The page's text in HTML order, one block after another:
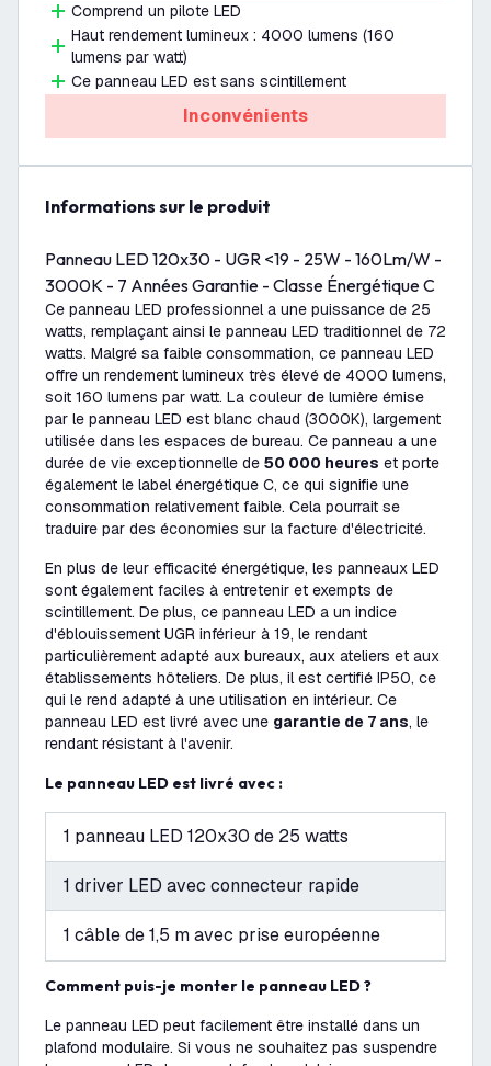
Comprend un pilote LED
Haut rendement lumineux : 4000 lumens (160
lumens par watt)
Ce panneau LED est sans scintillement
Inconvénients
Informations sur le produit
Panneau LED 120x30 - UGR <19 - 25W - 160Lm/W -
3000K - 7 Années Garantie - Classe Énergétique C
Ce panneau LED professionnel a une puissance de 25
watts, remplaçant ainsi le panneau LED traditionnel de 72
watts. Malgré sa faible consommation, ce panneau LED
offre un rendement lumineux très élevé de 4000 lumens,
soit 160 lumens par watt. La couleur de lumière émise
par le panneau LED est blanc chaud (3000K), largement
utilisée dans les espaces de bureau. Ce panneau a une
durée de vie exceptionnelle de 50 000 heures et porte
également le label énergétique C, ce qui signifie une
consommation relativement faible. Cela pourrait se
traduire par des économies sur la facture d'électricité.
En plus de leur efficacité énergétique, les panneaux LED
sont également faciles à entretenir et exempts de
scintillement. De plus, ce panneau LED a un indice
d'éblouissement UGR inférieur à 19, le rendant
particulièrement adapté aux bureaux, aux ateliers et aux
établissements hôteliers. De plus, il est certifié IP50, ce
qui le rend adapté à une utilisation en intérieur. Ce
panneau LED est livré avec une garantie de 7 ans, le
rendant résistant à l'avenir.
Le panneau LED est livré avec :
1 panneau LED 120x30 de 25 watts
1 driver LED avec connecteur rapide
1 câble de 1,5 m avec prise européenne
Comment puis-je monter le panneau LED ?
Le panneau LED peut facilement être installé dans un
plafond modulaire. Si vous ne souhaitez pas suspendre